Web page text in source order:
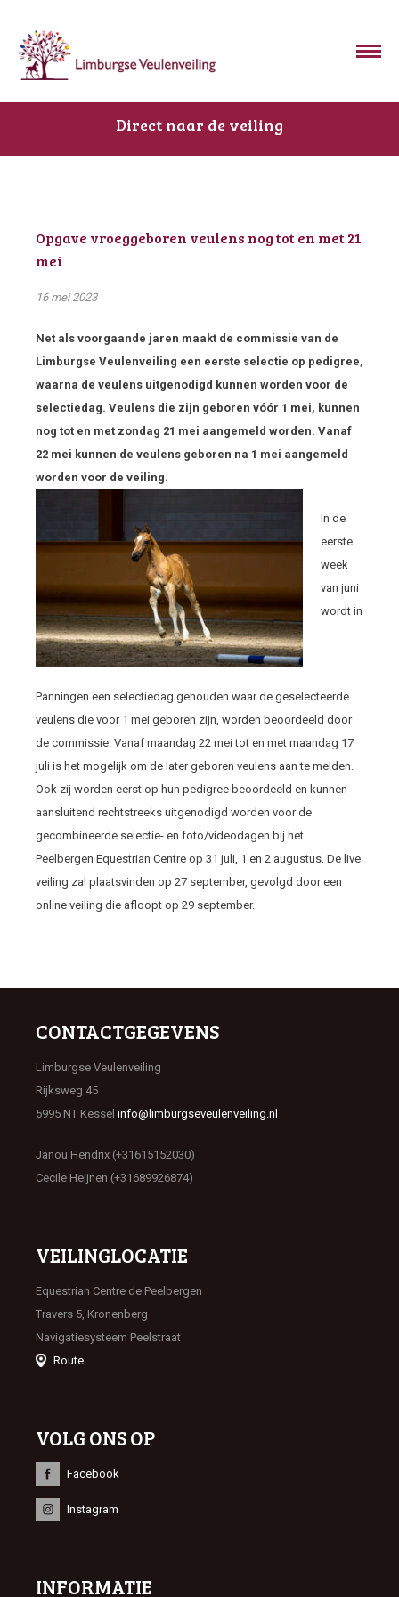
Direct naar de veiling
Opgave vroeggeboren veulens nog tot en met 21
mei
16 mei 2023
Net als voorgaande jaren maakt de commissie van de
Limburgse Veulenveiling een eerste selectie op pedigree,
waarna de veulens uitgenodigd kunnen worden voor de
selectiedag. Veulens die zijn geboren vóór 1 mei, kunnen
nog tot en met zondag 21 mei aangemeld worden. Vanaf
22 mei kunnen de veulens geboren na 1 mei aangemeld
worden voor de veiling.
In de
eerste
week
van juni
wordt in
Panningen een selectiedag gehouden waar de geselecteerde
veulens die voor 1 mei geboren zijn, worden beoordeeld door
de commissie. Vanaf maandag 22 mei tot en met maandag 17
juli is het mogelijk om de later geboren veulens aan te melden.
Ook zij worden eerst op hun pedigree beoordeeld en kunnen
aansluitend rechtstreeks uitgenodigd worden voor de
gecombineerde selectie- en foto/videodagen bij het
Peelbergen Equestrian Centre op 31 juli, 1 en 2 augustus. De live
veiling zal plaatsvinden op 27 september, gevolgd door een
online veiling die afloopt op 29 september.
CONTACTGEGEVENS
Limburgse Veulenveiling
Rijksweg 45
5995 NT Kessel info@limburgseveulenveiling.nl
Janou Hendrix (+31615152030)
Cecile Heijnen (+31689926874)
VEILINGLOCATIE
Equestrian Centre de Peelbergen
Travers 5, Kronenberg
Navigatiesysteem Peelstraat
Route
VOLG ONS OP
Facebook
Instagram
INFORMATIE